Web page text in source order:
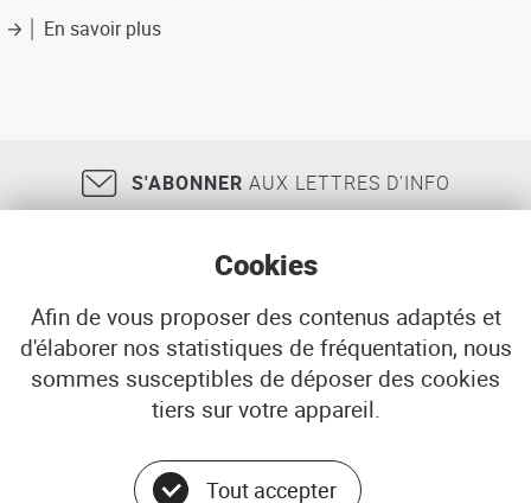
En savoir plussur
atlantique
S'ABONNER AUX LETTRES D'INFO
18, rue Jean Jaurès 29200 BREST
02 98 33 51 71
CONTACT
Cookies
Afin de vous proposer des contenus adaptés et
d'élaborer nos statistiques de fréquentation, nous
sommes susceptibles de déposer des cookies
tiers sur votre appareil.
Tout accepter